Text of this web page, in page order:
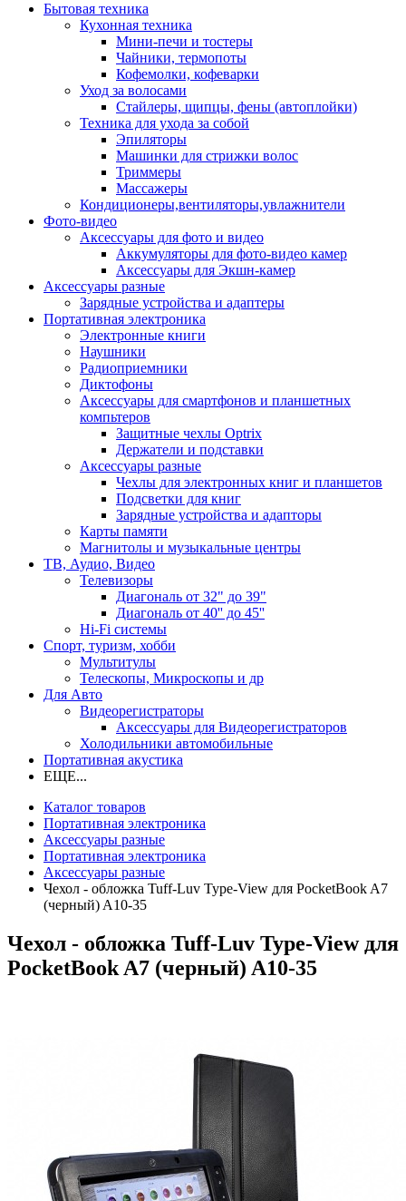
Бытовая техника
Кухонная техника
Мини-печи и тостеры
Чайники, термопоты
Кофемолки, кофеварки
Уход за волосами
Стайлеры, щипцы, фены (автоплойки)
Техника для ухода за собой
Эпиляторы
Машинки для стрижки волос
Триммеры
Массажеры
Кондиционеры,вентиляторы,увлажнители
Фото-видео
Аксессуары для фото и видео
Аккумуляторы для фото-видео камер
Аксессуары для Экшн-камер
Аксессуары разные
Зарядные устройства и адаптеры
Портативная электроника
Электронные книги
Наушники
Радиоприемники
Диктофоны
Аксессуары для смартфонов и планшетных
компьтеров
Защитные чехлы Optrix
Держатели и подставки
Аксессуары разные
Чехлы для электронных книг и планшетов
Подсветки для книг
Зарядные устройства и адапторы
Карты памяти
Магнитолы и музыкальные центры
ТВ, Аудио, Видео
Телевизоры
Диагональ от 32" до 39"
Диагональ от 40'' до 45''
Hi-Fi системы
Спорт, туризм, хобби
Мультитулы
Телескопы, Микроскопы и др
Для Авто
Видеорегистраторы
Аксессуары для Видеорегистраторов
Холодильники автомобильные
Портативная акустика
ЕЩЕ...
Каталог товаров
Портативная электроника
Аксессуары разные
Портативная электроника
Аксессуары разные
Чехол - обложка Tuff-Luv Type-View для PocketBook A7
(черный) A10-35
Чехол - обложка Tuff-Luv Type-View для
PocketBook A7 (черный) A10-35